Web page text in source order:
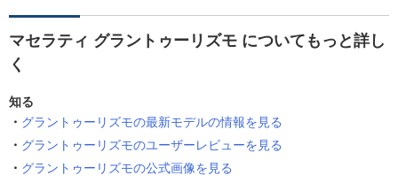
マセラティ グラントゥーリズモ についてもっと詳し
く
知る
グラントゥーリズモの最新モデルの情報を見る
グラントゥーリズモのユーザーレビューを見る
グラントゥーリズモの公式画像を見る